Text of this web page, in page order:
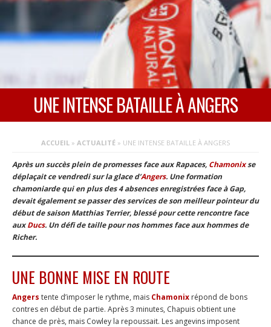
UNE INTENSE BATAILLE À ANGERS
ACCUEIL » ACTUALITÉ » UNE INTENSE BATAILLE À ANGERS
Après un succès plein de promesses face aux Rapaces, Chamonixse
déplaçait ce vendredi sur la glace d’Angers. Une formation
chamoniarde qui en plus des 4 absences enregistrées face à Gap,
devait également se passer des services de son meilleur pointeur du
début de saison Matthias Terrier, blessé pour cette rencontre face
auxDucs. Un défi de taille pour nos hommes face aux hommes de
Richer.
UNE BONNE MISE EN ROUTE
Angers tente d’imposer le rythme, mais Chamonix répond de bons
contres en début de partie. Après 3 minutes, Chapuis obtient une
chance de près, mais Cowley la repoussait. Les angevins imposent